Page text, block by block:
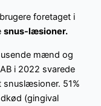
foretaget i
snus-læsioner.
mænd og
i 2022 svarede
snuslæsioner. 51%
(gingival